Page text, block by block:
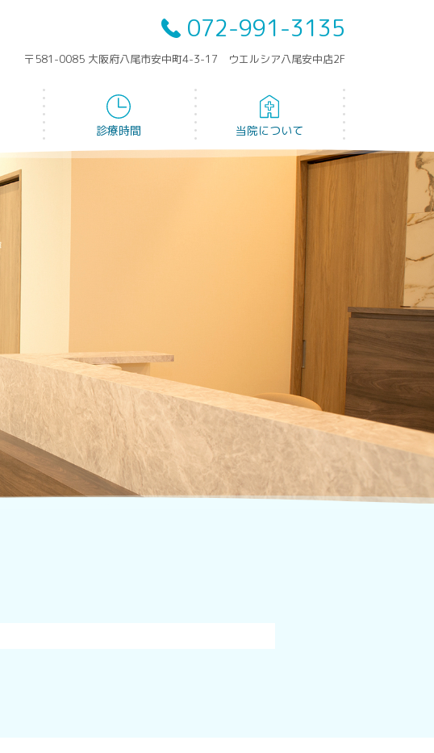
072-991-3135
〒581-0085 大阪府八尾市安中町4-3-17 ウエルシア八尾安中店2F
診療時間 当院について